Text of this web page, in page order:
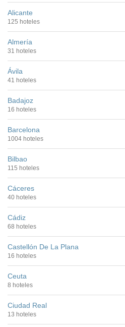
Alicante
125 hoteles
Almería
31 hoteles
Ávila
41 hoteles
Badajoz
16 hoteles
Barcelona
1004 hoteles
Bilbao
115 hoteles
Cáceres
40 hoteles
Cádiz
68 hoteles
Castellón De La Plana
16 hoteles
Ceuta
8 hoteles
Ciudad Real
13 hoteles